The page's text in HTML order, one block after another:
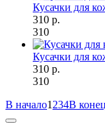
Кусачки для
310 р.
310
Кусачки для
310 р.
310
В начало1 234В конец